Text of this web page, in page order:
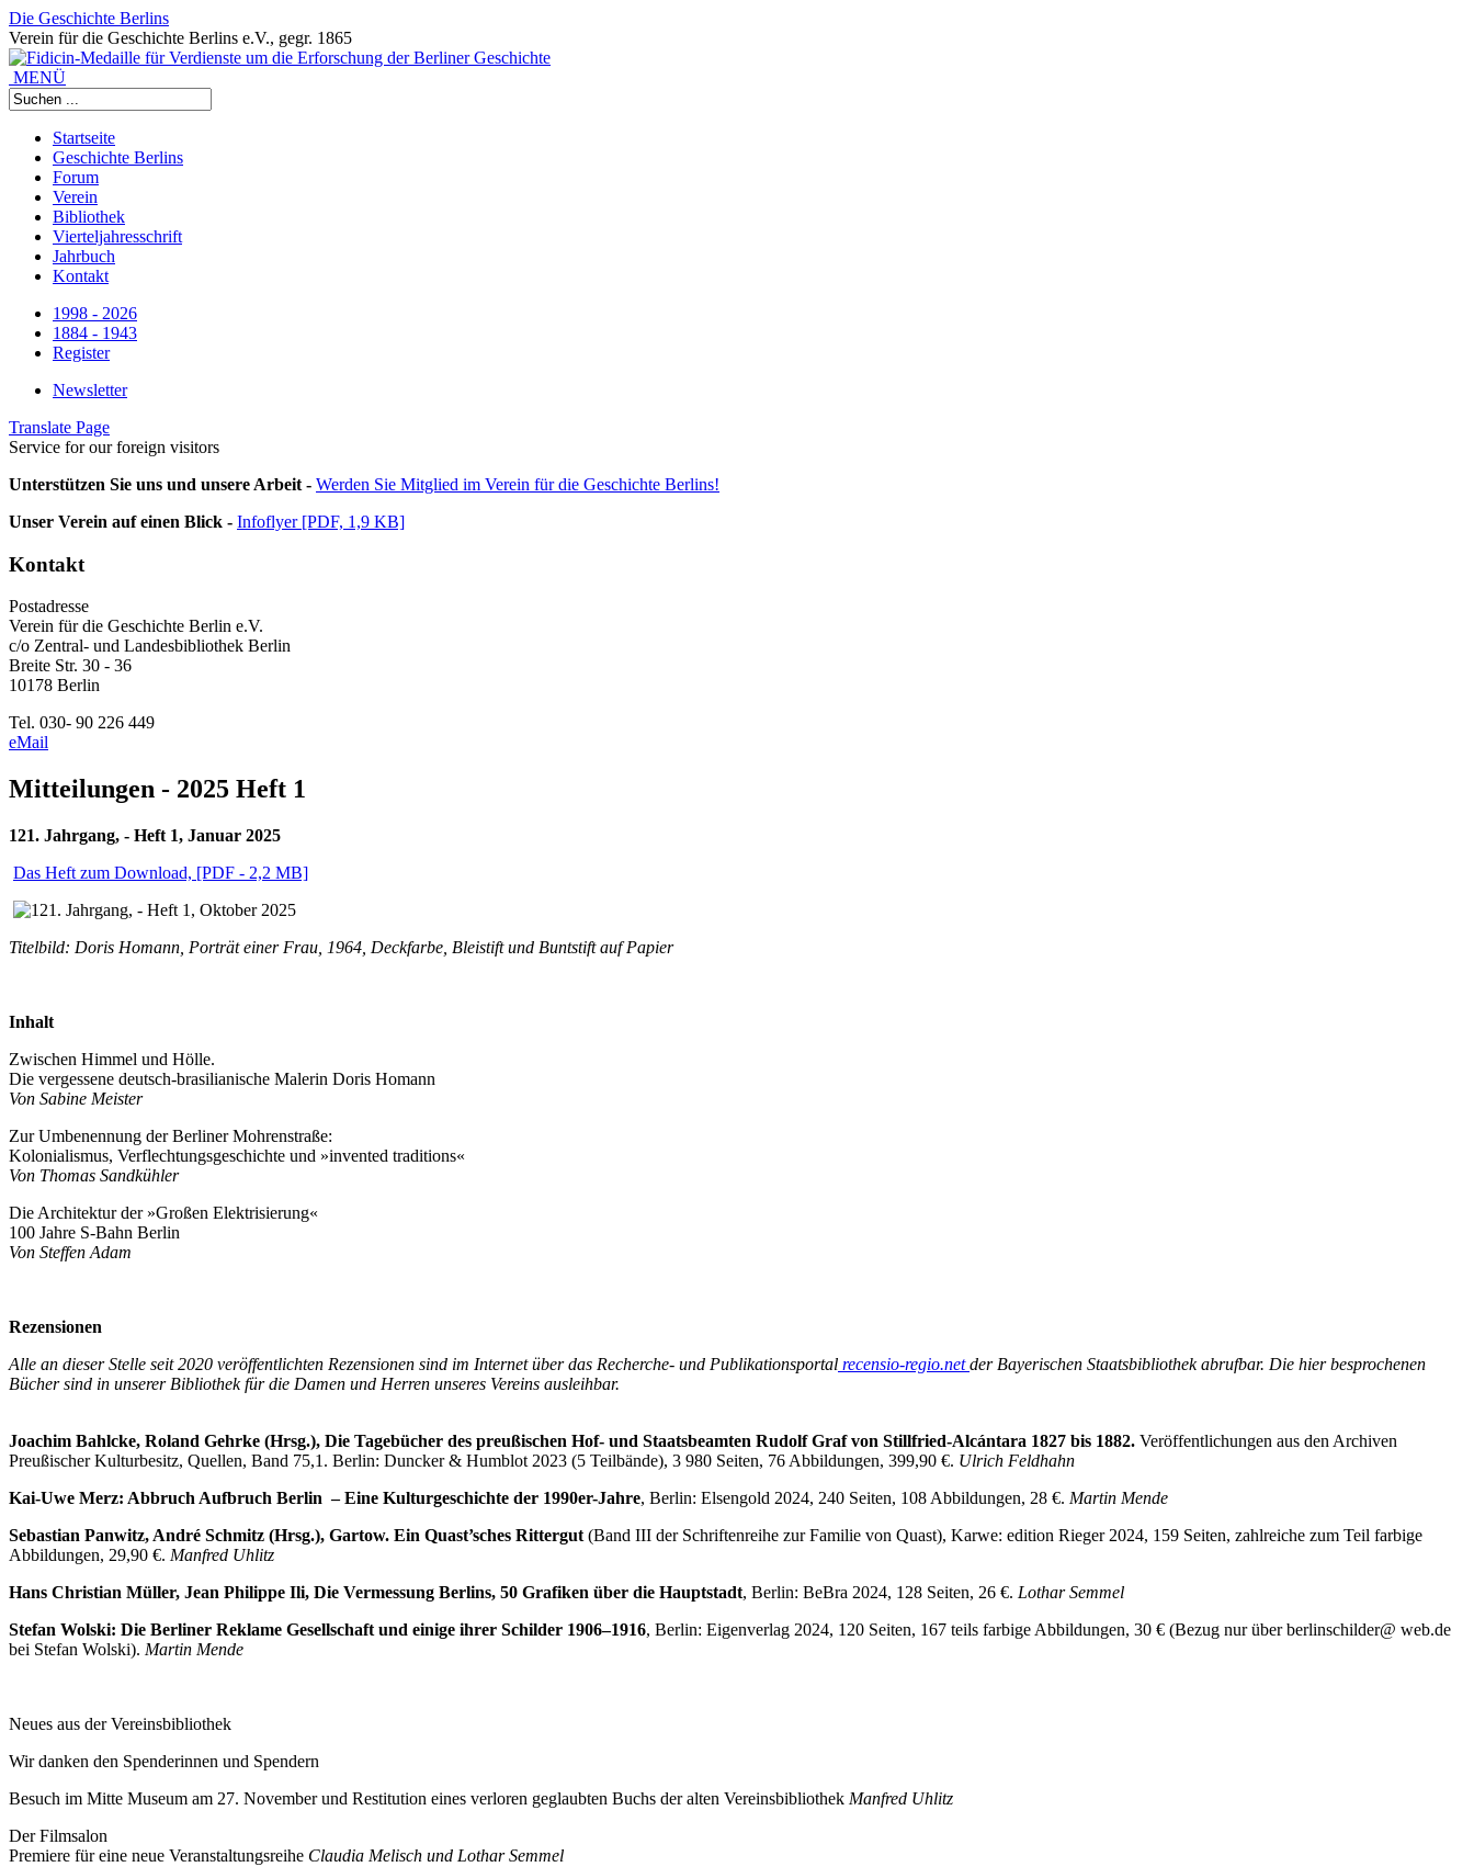
Die Geschichte Berlins
Verein für die Geschichte Berlins e.V., gegr. 1865
MENÜ
Startseite
Geschichte Berlins
Forum
Verein
Bibliothek
Vierteljahresschrift
Jahrbuch
Kontakt
1998 - 2026
1884 - 1943
Register
Newsletter
Translate Page
Service for our foreign visitors
Unterstützen Sie uns und unsere Arbeit - Werden Sie Mitglied im Verein für die Geschichte Berlins!
Unser Verein auf einen Blick - Infoflyer [PDF, 1,9 KB]
Kontakt
Postadresse
Verein für die Geschichte Berlin e.V.
c/o Zentral- und Landesbibliothek Berlin
Breite Str. 30 - 36
10178 Berlin
Tel. 030- 90 226 449
eMail
Mitteilungen - 2025 Heft 1
121. Jahrgang, - Heft 1, Januar 2025
Das Heft zum Download, [PDF - 2,2 MB]
Titelbild: Doris Homann, Porträt einer Frau, 1964, Deckfarbe, Bleistift und Buntstift auf Papier
Inhalt
Zwischen Himmel und Hölle.
Die vergessene deutsch-brasilianische Malerin Doris Homann
Von Sabine Meister
Zur Umbenennung der Berliner Mohrenstraße:
Kolonialismus, Verflechtungsgeschichte und »invented traditions«
Von Thomas Sandkühler
Die Architektur der »Großen Elektrisierung«
100 Jahre S-Bahn Berlin
Von Steffen Adam
Rezensionen
Alle an dieser Stelle seit 2020 veröffentlichten Rezensionen sind im Internet über das Recherche- und Publikationsportal recensio-regio.netder Bayerischen Staatsbibliothek abrufbar. Die hier besprochenen
Bücher sind in unserer Bibliothek für die Damen und Herren unseres Vereins ausleihbar.
Joachim Bahlcke, Roland Gehrke (Hrsg.), Die Tagebücher des preußischen Hof- und Staatsbeamten Rudolf Graf von Stillfried-Alcántara 1827 bis 1882. Veröffentlichungen aus den Archiven
Preußischer Kulturbesitz, Quellen, Band 75,1. Berlin: Duncker & Humblot 2023 (5 Teilbände), 3 980 Seiten, 76 Abbildungen, 399,90 €. Ulrich Feldhahn
Kai-Uwe Merz: Abbruch Aufbruch Berlin – Eine Kulturgeschichte der 1990er-Jahre, Berlin: Elsengold 2024, 240 Seiten, 108 Abbildungen, 28 €. Martin Mende
Sebastian Panwitz, André Schmitz (Hrsg.), Gartow. Ein Quast’sches Rittergut (Band III der Schriftenreihe zur Familie von Quast), Karwe: edition Rieger 2024, 159 Seiten, zahlreiche zum Teil farbige
Abbildungen, 29,90 €. Manfred Uhlitz
Hans Christian Müller, Jean Philippe Ili, Die Vermessung Berlins, 50 Grafiken über die Hauptstadt, Berlin: BeBra 2024, 128 Seiten, 26 €. Lothar Semmel
Stefan Wolski: Die Berliner Reklame Gesellschaft und einige ihrer Schilder 1906–1916, Berlin: Eigenverlag 2024, 120 Seiten, 167 teils farbige Abbildungen, 30 € (Bezug nur über berlinschilder@ web.de
bei Stefan Wolski). Martin Mende
Neues aus der Vereinsbibliothek
Wir danken den Spenderinnen und Spendern
Besuch im Mitte Museum am 27. November und Restitution eines verloren geglaubten Buchs der alten Vereinsbibliothek Manfred Uhlitz
Der Filmsalon
Premiere für eine neue Veranstaltungsreihe Claudia Melisch und Lothar Semmel